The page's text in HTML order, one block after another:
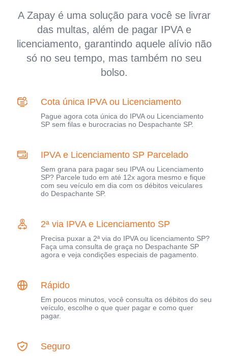
A Zapay é uma solução para você se livrar
das multas, além de pagar IPVA e
licenciamento, garantindo aquele alívio não
só no seu tempo, mas também no seu
bolso.
Cota única IPVA ou Licenciamento
Pague agora cota única do IPVA ou Licenciamento
SP sem filas e burocracias no Despachante SP.
IPVA e Licenciamento SP Parcelado
Sem grana para pagar seu IPVA ou Licenciamento
SP? Parcele tudo em até 12x agora mesmo e fique
com seu veículo em dia com os débitos veiculares
do Despachante SP.
2ª via IPVA e Licenciamento SP
Precisa puxar a 2ª via do IPVA ou licenciamento SP?
Faça uma consulta de graça no Despachante SP
agora e veja condições especiais de pagamento.
Rápido
Em poucos minutos, você consulta os débitos do seu
veículo, escolhe o que quer pagar e como quer
pagar.
Seguro